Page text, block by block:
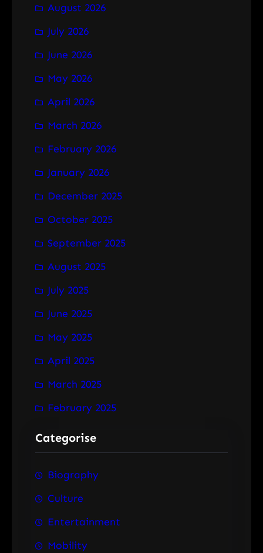
c
h
August 2026
July 2026
June 2026
May 2026
April 2026
March 2026
February 2026
January 2026
December 2025
October 2025
September 2025
August 2025
July 2025
June 2025
May 2025
April 2025
March 2025
February 2025
Categorise
Biography
Culture
Entertainment
Mobility